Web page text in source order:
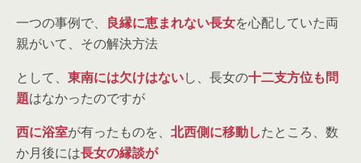
一つの事例で、 良縁に恵まれない長女を心配していた両
親がいて、その解決方法
として、 東南には欠けはないし、長女の十二支方位も問
題はなかったのですが
西に浴室が有ったものを、 北西側に移動したところ、数
か月後には長女の縁談が